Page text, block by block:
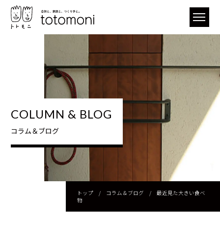
COLUMN & BLOG
コラム＆ブログ
トップ/ コラム＆ブログ / 最近見た大きい食べ
物